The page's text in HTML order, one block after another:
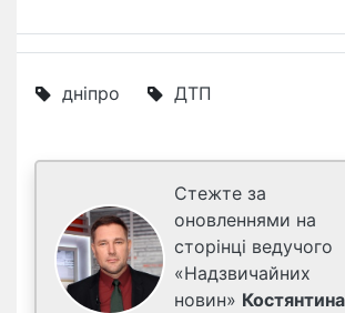
дніпро ДТП
Стежте за
оновленнями на
сторінці ведучого
«Надзвичайних
новин» Костянтина